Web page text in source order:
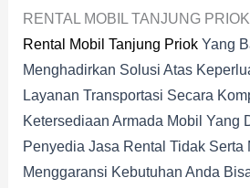
RENTAL MOBIL TANJUNG PRIOK
Rental Mobil Tanjung PriokYang
Menghadirkan Solusi Atas
Layanan Transportasi Secara
Ketersediaan Armada Mobil Yang
Penyedia Jasa Rental Tidak Serta
Menggaransi Kebutuhan Anda